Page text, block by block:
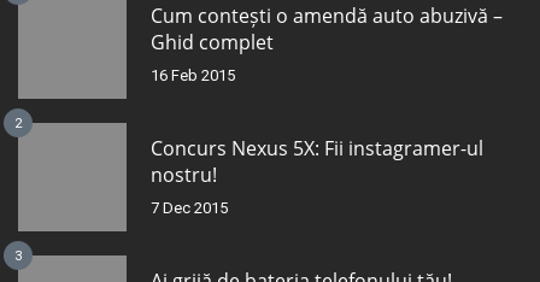
Cum contești o amendă auto abuzivă –
Ghid complet
16 Feb 2015
2
Concurs Nexus 5X: Fii instagramer-ul
nostru!
7 Dec 2015
3